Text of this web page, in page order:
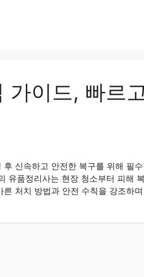
가이드, 빠르
후 신속하고 안전한 복구를 위해 필
유품정리사는 현장 청소부터 피해
처치 방법과 안전 수칙을 강조하